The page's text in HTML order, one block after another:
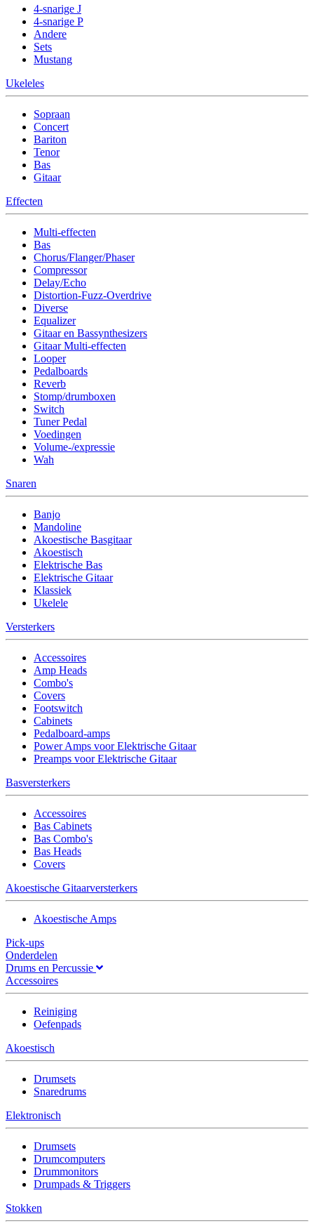
4-snarige J
4-snarige P
Andere
Sets
Mustang
Ukeleles
Sopraan
Concert
Bariton
Tenor
Bas
Gitaar
Effecten
Multi-effecten
Bas
Chorus/Flanger/Phaser
Compressor
Delay/Echo
Distortion-Fuzz-Overdrive
Diverse
Equalizer
Gitaar en Bassynthesizers
Gitaar Multi-effecten
Looper
Pedalboards
Reverb
Stomp/drumboxen
Switch
Tuner Pedal
Voedingen
Volume-/expressie
Wah
Snaren
Banjo
Mandoline
Akoestische Basgitaar
Akoestisch
Elektrische Bas
Elektrische Gitaar
Klassiek
Ukelele
Versterkers
Accessoires
Amp Heads
Combo's
Covers
Footswitch
Cabinets
Pedalboard-amps
Power Amps voor Elektrische Gitaar
Preamps voor Elektrische Gitaar
Basversterkers
Accessoires
Bas Cabinets
Bas Combo's
Bas Heads
Covers
Akoestische Gitaarversterkers
Akoestische Amps
Pick-ups
Onderdelen
Drums en Percussie
Accessoires
Reiniging
Oefenpads
Akoestisch
Drumsets
Snaredrums
Elektronisch
Drumsets
Drumcomputers
Drummonitors
Drumpads & Triggers
Stokken